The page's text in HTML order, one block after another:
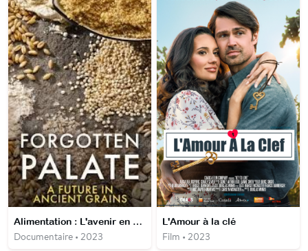
Alimentation : L'avenir en cérales ?
Documentaire • 2023
L'Amour à la clé
Film • 2023